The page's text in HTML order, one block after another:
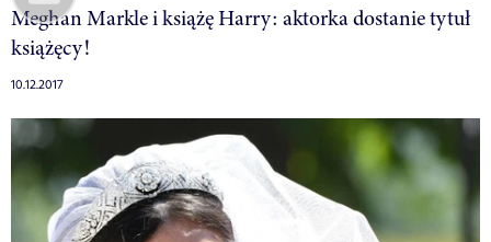
Meghan Markle i książę Harry: aktorka dostanie tytuł
książęcy!
10.12.2017